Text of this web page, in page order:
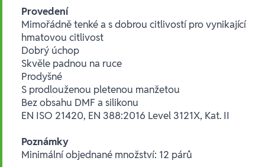
Provedení
Mimořádně tenké a s dobrou citlivostí pro vynikající
hmatovou citlivost
Dobrý úchop
Skvěle padnou na ruce
Prodyšné
S prodlouženou pletenou manžetou
Bez obsahu DMF a silikonu
EN ISO 21420, EN 388:2016 Level 3121X, Kat. II
Poznámky
Minimální objednané množství: 12 párů